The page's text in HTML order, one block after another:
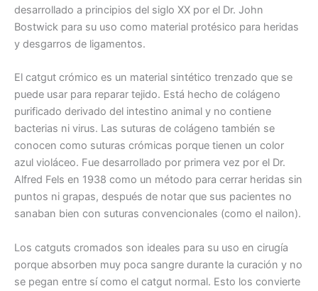
desarrollado a principios del siglo XX por el Dr. John
Bostwick para su uso como material protésico para heridas
y desgarros de ligamentos.
El catgut crómico es un material sintético trenzado que se
puede usar para reparar tejido. Está hecho de colágeno
purificado derivado del intestino animal y no contiene
bacterias ni virus. Las suturas de colágeno también se
conocen como suturas crómicas porque tienen un color
azul violáceo. Fue desarrollado por primera vez por el Dr.
Alfred Fels en 1938 como un método para cerrar heridas sin
puntos ni grapas, después de notar que sus pacientes no
sanaban bien con suturas convencionales (como el nailon).
Los catguts cromados son ideales para su uso en cirugía
porque absorben muy poca sangre durante la curación y no
se pegan entre sí como el catgut normal. Esto los convierte